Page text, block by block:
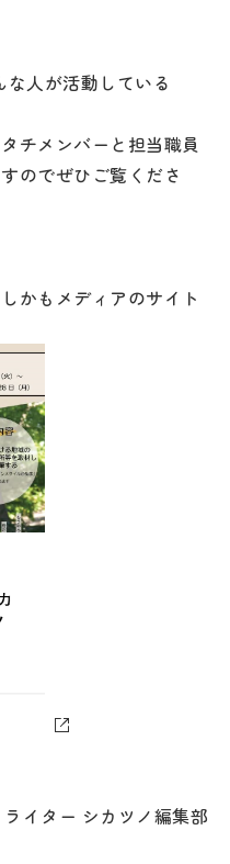
人が活動している
チメンバーと担当職員
のでぜひご覧くださ
かもメディアのサイト
ライター シカツノ編集部